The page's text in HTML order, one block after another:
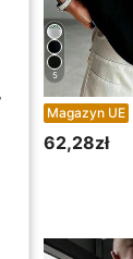
5
Magazyn UE
62,28zł